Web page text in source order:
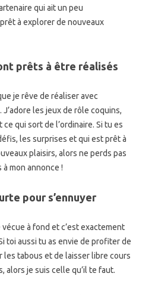
qui ait un peu
à explorer de nouveaux
prêts à être réalisés
je rêve de réaliser avec
les jeux de rôle coquins,
qui sort de l’ordinaire. Si tu es
les surprises et qui est prêt à
plaisirs, alors ne perds pas
mon annonce !
pour s’ennuyer
à fond et c’est exactement
toi aussi tu as envie de profiter de
les tabous et de laisser libre cours
alors je suis celle qu’il te faut.